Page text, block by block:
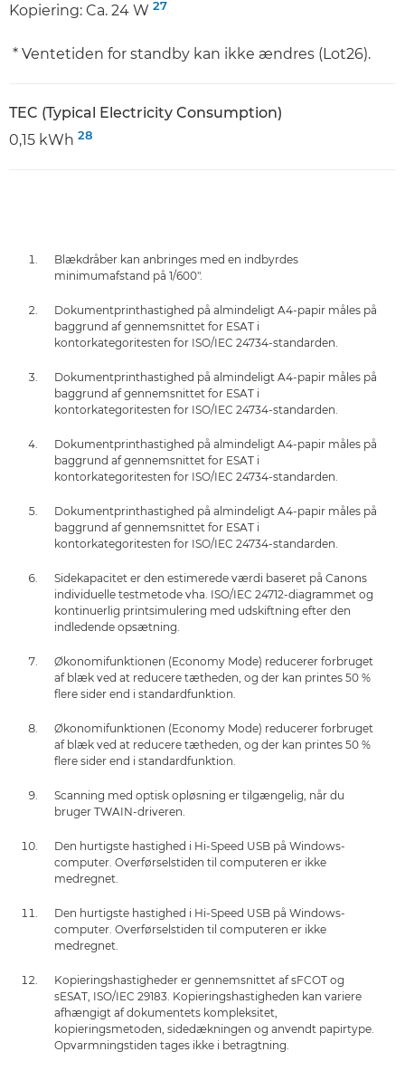
Kopiering: Ca. 24 W 27
* Ventetiden for standby kan ikke ændres (Lot26).
TEC (Typical Electricity Consumption)
0,15 kWh 28
Blækdråber kan anbringes med en indbyrdes
minimumafstand på 1/600".
Dokumentprinthastighed på almindeligt A4-papir måles på
baggrund af gennemsnittet for ESAT i
kontorkategoritesten for ISO/IEC 24734-standarden.
Dokumentprinthastighed på almindeligt A4-papir måles på
baggrund af gennemsnittet for ESAT i
kontorkategoritesten for ISO/IEC 24734-standarden.
Dokumentprinthastighed på almindeligt A4-papir måles på
baggrund af gennemsnittet for ESAT i
kontorkategoritesten for ISO/IEC 24734-standarden.
Dokumentprinthastighed på almindeligt A4-papir måles på
baggrund af gennemsnittet for ESAT i
kontorkategoritesten for ISO/IEC 24734-standarden.
Sidekapacitet er den estimerede værdi baseret på Canons
individuelle testmetode vha. ISO/IEC 24712-diagrammet og
kontinuerlig printsimulering med udskiftning efter den
indledende opsætning.
Økonomifunktionen (Economy Mode) reducerer forbruget
af blæk ved at reducere tætheden, og der kan printes 50 %
flere sider end i standardfunktion.
Økonomifunktionen (Economy Mode) reducerer forbruget
af blæk ved at reducere tætheden, og der kan printes 50 %
flere sider end i standardfunktion.
Scanning med optisk opløsning er tilgængelig, når du
bruger TWAIN-driveren.
Den hurtigste hastighed i Hi-Speed USB på Windows-
computer. Overførselstiden til computeren er ikke
medregnet.
Den hurtigste hastighed i Hi-Speed USB på Windows-
computer. Overførselstiden til computeren er ikke
medregnet.
Kopieringshastigheder er gennemsnittet af sFCOT og
sESAT, ISO/IEC 29183. Kopieringshastigheden kan variere
afhængigt af dokumentets kompleksitet,
kopieringsmetoden, sidedækningen og anvendt papirtype.
Opvarmningstiden tages ikke i betragtning.